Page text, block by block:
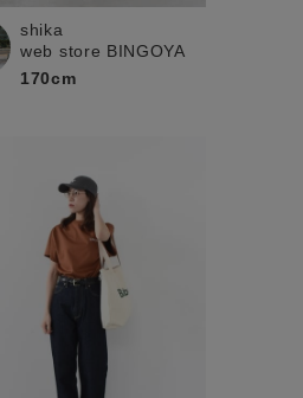
shika
web store BINGOYA
170cm